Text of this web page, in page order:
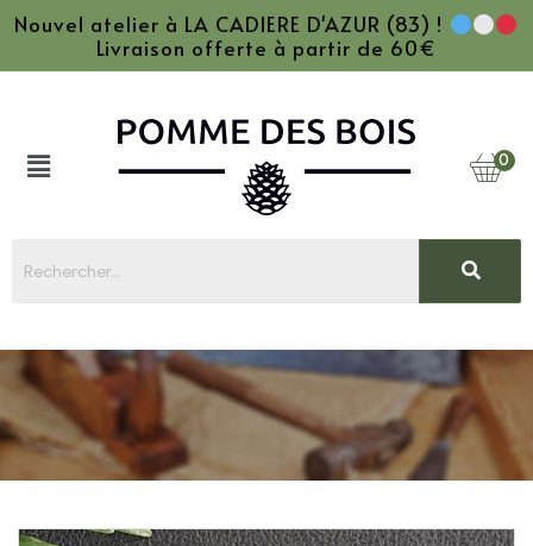
Nouvel atelier à LA CADIERE D'AZUR (83) !
Livraison offerte à partir de 60€
0